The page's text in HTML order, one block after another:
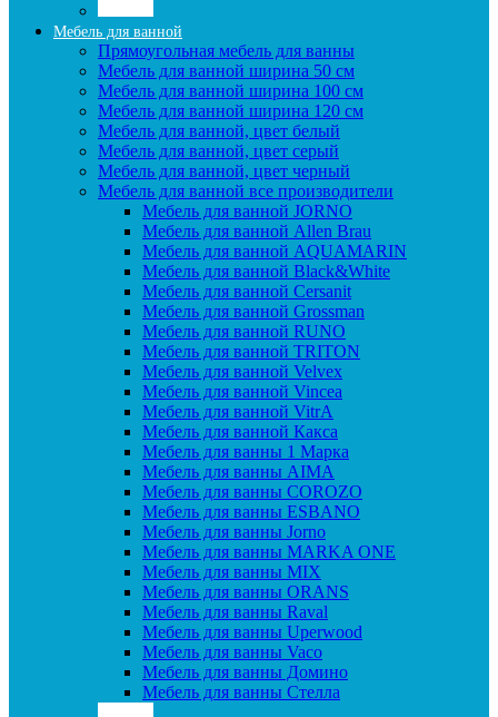
Мебель для ванной
Прямоугольная мебель для ванны
Мебель для ванной ширина 50 см
Мебель для ванной ширина 100 см
Мебель для ванной ширина 120 см
Мебель для ванной, цвет белый
Мебель для ванной, цвет серый
Мебель для ванной, цвет черный
Мебель для ванной все производители
Мебель для ванной JORNO
Мебель для ванной Allen Brau
Мебель для ванной AQUAMARIN
Мебель для ванной Black&White
Мебель для ванной Cersanit
Мебель для ванной Grossman
Мебель для ванной RUNO
Мебель для ванной TRITON
Мебель для ванной Velvex
Мебель для ванной Vincea
Мебель для ванной VitrA
Мебель для ванной Какса
Мебель для ванны 1 Марка
Мебель для ванны AIMA
Мебель для ванны COROZO
Мебель для ванны ESBANO
Мебель для ванны Jorno
Мебель для ванны MARKA ONE
Мебель для ванны MIX
Мебель для ванны ORANS
Мебель для ванны Raval
Мебель для ванны Uperwood
Мебель для ванны Vaco
Мебель для ванны Домино
Мебель для ванны Стелла